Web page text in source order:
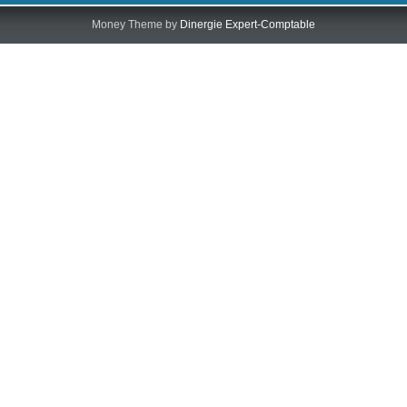
Money Theme by Dinergie Expert-Comptable